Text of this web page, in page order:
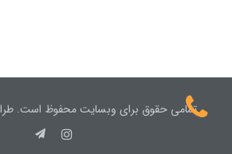
تمامی حقوق برای وبسایت محفوظ است.